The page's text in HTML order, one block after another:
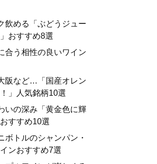
飲める「ぶどうジュー
おすすめ8選
合う相性の良いワイン
阪など…「国産オレン
」人気銘柄10選
いの深み「黄金色に輝
すすめ10選
ボトルのシャンパン・
ンおすすめ7選